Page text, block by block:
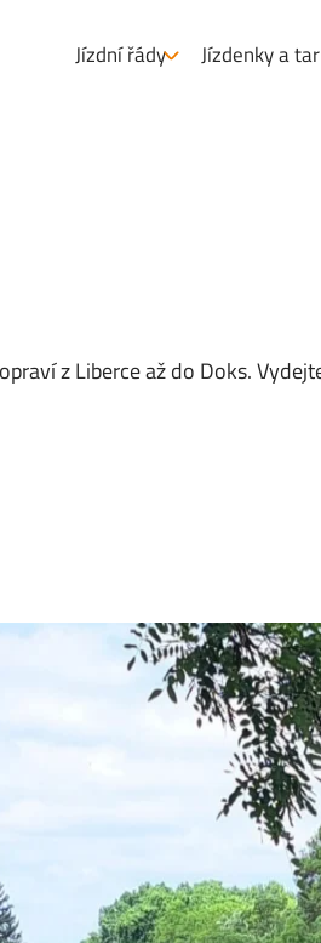
Jízdní řády Jízdenky a
z Liberce až do Doks.